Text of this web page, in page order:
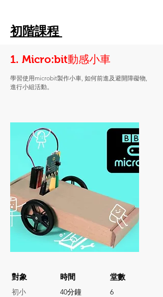
初階課程
1. Micro:bit動感小車
學習使用microbit製作小車, 如何前進及避開障礙物,
進行小組活動。
對象 ​時間
初小 40分鐘
堂數
6